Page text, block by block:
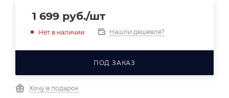
1 699 руб./шт
Нет в наличии Нашли дешевле?
ПОД ЗАКАЗ
Хочу в подарок